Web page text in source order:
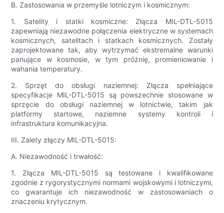
B. Zastosowania w przemyśle lotniczym i kosmicznym:
1. Satelity i statki kosmiczne: Złącza MIL-DTL-5015
zapewniają niezawodne połączenia elektryczne w systemach
kosmicznych, satelitach i statkach kosmicznych. Zostały
zaprojektowane tak, aby wytrzymać ekstremalne warunki
panujące w kosmosie, w tym próżnię, promieniowanie i
wahania temperatury.
2. Sprzęt do obsługi naziemnej: Złącza spełniające
specyfikacje MIL-DTL-5015 są powszechnie stosowane w
sprzęcie do obsługi naziemnej w lotnictwie, takim jak
platformy startowe, naziemne systemy kontroli i
infrastruktura komunikacyjna.
III. Zalety złączy MIL-DTL-5015:
A. Niezawodność i trwałość:
1. Złącza MIL-DTL-5015 są testowane i kwalifikowane
zgodnie z rygorystycznymi normami wojskowymi i lotniczymi,
co gwarantuje ich niezawodność w zastosowaniach o
znaczeniu krytycznym.